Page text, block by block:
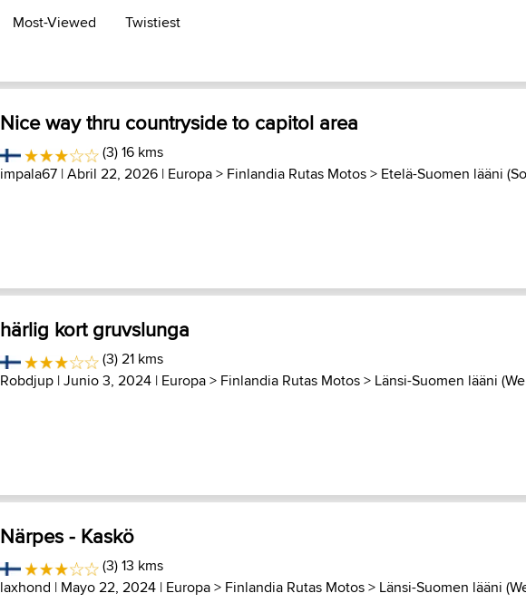
Most-Viewed Twistiest
Nice way thru countryside to capitol area
(3) 16 kms
impala67 | Abril 22, 2026 | Europa> Finlandia Rutas Motos> Etelä-Suomen lääni
härlig kort gruvslunga
(3) 21 kms
Robdjup | Junio 3, 2024 | Europa> Finlandia Rutas Motos> Länsi-Suomen lääni
Närpes - Kaskö
(3) 13 kms
laxhond | Mayo 22, 2024 | Europa> Finlandia Rutas Motos> Länsi-Suomen lääni